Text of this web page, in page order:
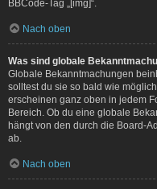
BBCode-Tag „[img]“.
Nach oben
Was sind globale
Globale Bekanntmachungen
solltest du sie so bald wie
erscheinen ganz oben in jedem
Bereich. Ob du eine globale
hängt von den durch die Board-
ab.
Nach oben